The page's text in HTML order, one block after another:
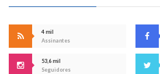
4 mil
Assinantes
53,6 mil
Seguidores